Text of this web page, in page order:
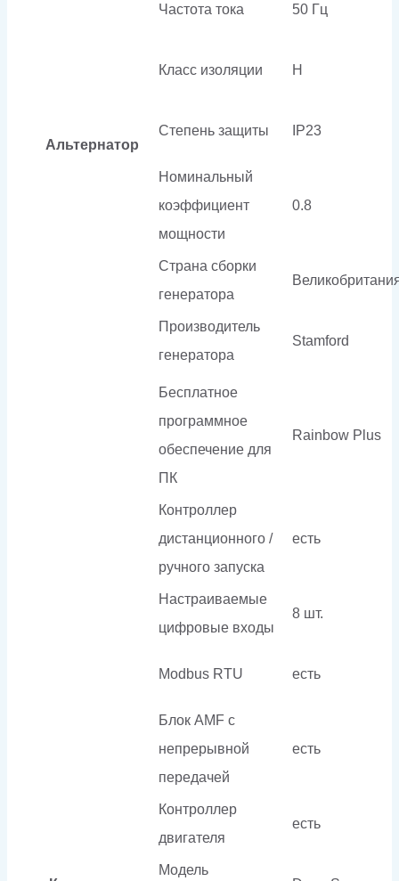
Альтернатор
Частота тока 50 Гц
Класс изоляции H
Степень защиты IP23
Номинальный
коэффициент
мощности
0.8
Страна сборки
генератора
Производитель
генератора
Stamford
Бесплатное
программное
обеспечение для
ПК
Rainbow Plus
Контроллер
дистанционного /
ручного запуска
есть
Настраиваемые
цифровые входы
8 шт.
Modbus RTU есть
Блок AMF с
непрерывной
передачей
есть
Контроллер
двигателя
есть
Модель